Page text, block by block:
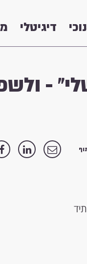
דיגיטלי
-